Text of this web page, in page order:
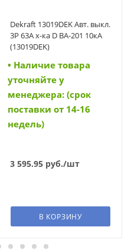
Dekraft 13019DEK Авт. выкл.
3Р 63А х-ка D ВА-201 10кА
(13019DEK)
• Наличие товара
уточняйте у
менеджера: (срок
поставки от 14-16
недель)
3 595.95 руб./шт
В КОРЗИНУ